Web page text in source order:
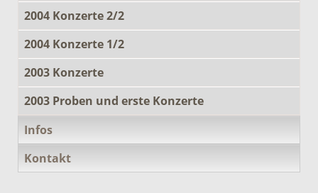
2004 Konzerte 2/2
2004 Konzerte 1/2
2003 Konzerte
2003 Proben und erste Konzerte
Infos
Kontakt